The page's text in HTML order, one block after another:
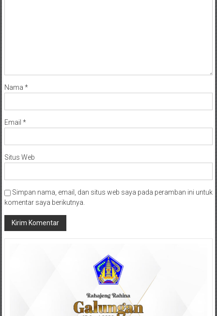
Nama *
Email *
Situs Web
Simpan nama, email, dan situs web saya pada peramban ini untuk
komentar saya berikutnya.